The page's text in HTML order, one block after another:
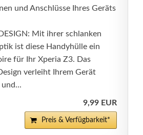
und Anschlüsse Ihres Geräts
Mit ihrer schlanken
ist diese Handyhülle ein
für Ihr Xperia Z3. Das
verleiht Ihrem Gerät
9,99 EUR
Preis & Verfügbarkeit*